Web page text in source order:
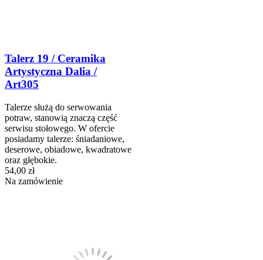
Talerz 19 / Ceramika
Artystyczna Dalia /
Art305
Talerze służą do serwowania
potraw, stanowią znaczą część
serwisu stołowego. W ofercie
posiadamy talerze: śniadaniowe,
deserowe, obiadowe, kwadratowe
oraz głębokie.
54,00 zł
Na zamówienie